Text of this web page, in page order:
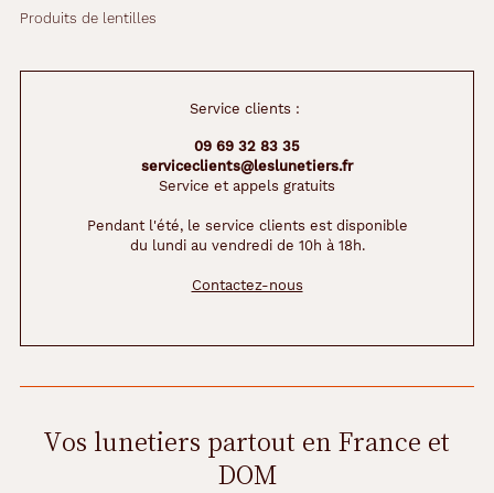
Produits de lentilles
Service clients :
09 69 32 83 35
serviceclients@leslunetiers.fr
Service et appels gratuits
Pendant l'été, le service clients est disponible
du lundi au vendredi de 10h à 18h.
Contactez-nous
Vos lunetiers partout en France et
DOM